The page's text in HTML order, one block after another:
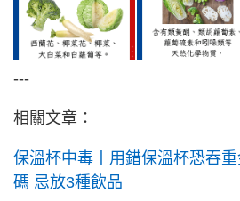
---
相關文章：
保溫杯中毒丨用錯保溫杯恐吞
碼 忌放3種飲品